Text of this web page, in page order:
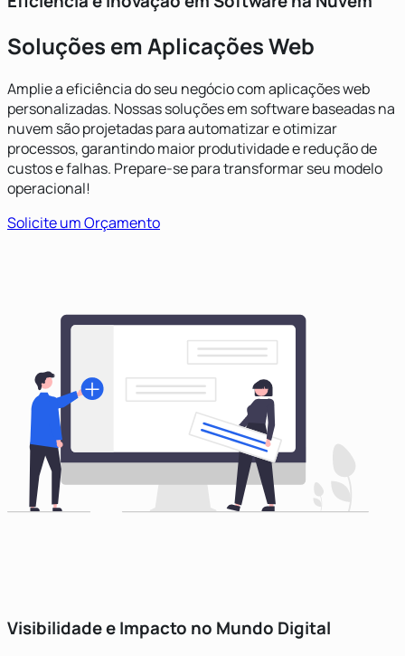
Soluções em Aplicações Web
Amplie a eficiência do seu negócio com aplicações web
personalizadas. Nossas soluções em software baseadas na
nuvem são projetadas para automatizar e otimizar
processos, garantindo maior produtividade e redução de
custos e falhas. Prepare-se para transformar seu modelo
operacional!
Solicite um Orçamento
Visibilidade e Impacto no Mundo Digital